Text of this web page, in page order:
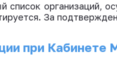
список организаций,
За
при Кабинете